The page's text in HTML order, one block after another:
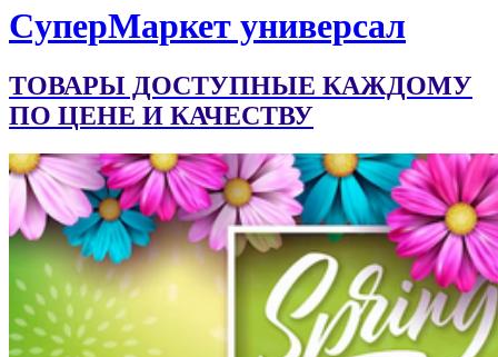
CуперМаркет универсал
ТОВАРЫ ДОСТУПНЫЕ КАЖДОМУ
ПО ЦЕНЕ И КАЧЕСТВУ